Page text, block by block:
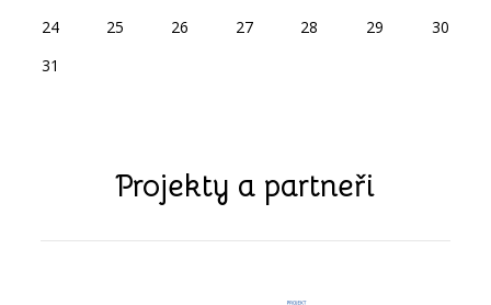
24
25 26 27 28 29
30
31
Projekty a partneři